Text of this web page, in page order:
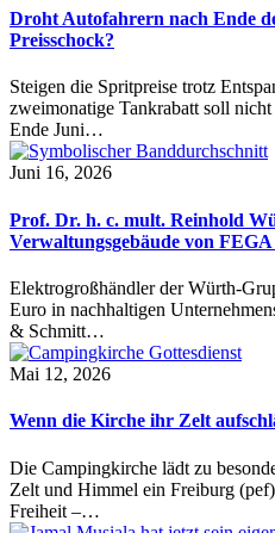
Droht Autofahrern nach Ende
Preisschock?
Steigen die Spritpreise trotz
zweimonatige Tankrabatt soll
Ende Juni…
Juni 16, 2026
Prof. Dr. h. c. mult. Reinhold
Verwaltungsgebäude von
Elektrogroßhändler der Würth-
Euro in nachhaltigen
& Schmitt…
Mai 12, 2026
Wenn die Kirche ihr Zelt
Die Campingkirche lädt zu
Zelt und Himmel ein Freiburg
Freiheit –…